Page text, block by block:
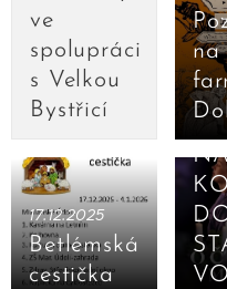
ve
spolupráci
s Velkou
Bystřicí
na
17.12.2025
Betlémská
cestička